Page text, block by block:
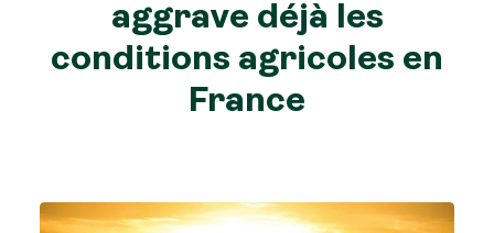
Recherche
aggrave déjà les
conditions agricoles en
France